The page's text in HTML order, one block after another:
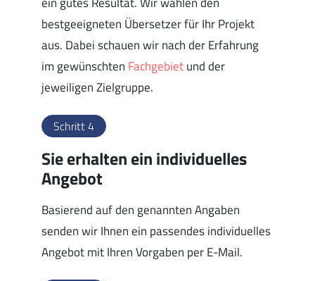
bestgeeigneten Übersetzer für Ihr Projekt
aus. Dabei schauen wir nach der Erfahrung
im gewünschten Fachgebietund der
jeweiligen Zielgruppe.
Schritt 4
Sie erhalten ein individuelles
Angebot
Basierend auf den genannten Angaben
senden wir Ihnen ein passendes individuelles
Angebot mit Ihren Vorgaben per E-Mail.